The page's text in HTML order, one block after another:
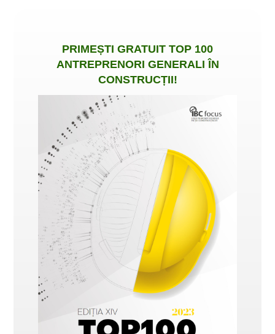
PRIMEȘTI GRATUIT TOP 100
ANTREPRENORI GENERALI ÎN
CONSTRUCȚII!